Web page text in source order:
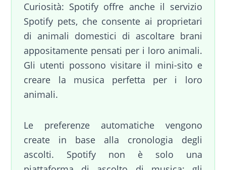
Curiosità: Spotify offre anche il servizio
Spotify pets, che consente ai proprietari
di animali domestici di ascoltare brani
appositamente pensati per i loro animali.
Gli utenti possono visitare il mini-sito e
creare la musica perfetta per i loro
animali.
Le preferenze automatiche vengono
create in base alla cronologia degli
ascolti. Spotify non è solo una